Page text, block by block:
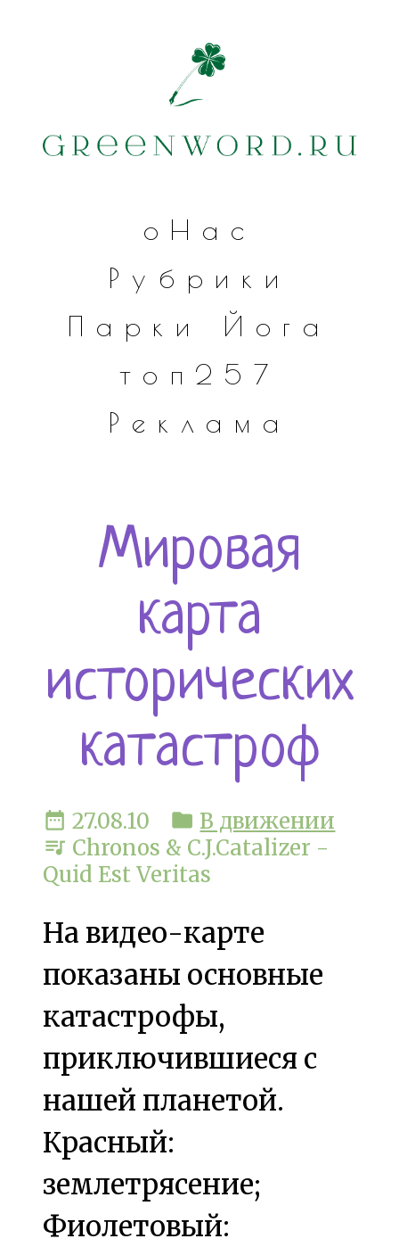
оНас
Рубрики
Парки
Йога
топ257
Реклама
Мировая
карта
исторических
катастроф
date_range 27.08.10 folder В движении
queue_music Chronos & C.J.Catalizer -
Quid Est Veritas
На видео-карте
показаны основные
катастрофы,
приключившиеся с
нашей планетой.
Красный:
землетрясение;
Фиолетовый: